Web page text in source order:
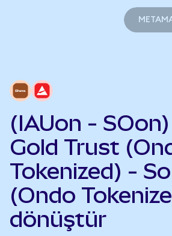
(IAUon -
Gold Trust
Tokenized) -
(Ondo
dönüştür